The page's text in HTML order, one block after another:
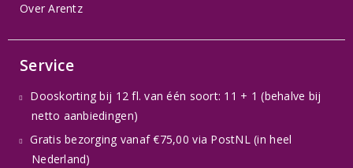
Over Arentz
Service
Dooskorting bij 12 fl. van één soort: 11 + 1 (behalve bij
netto aanbiedingen)
Gratis bezorging vanaf €75,00 via PostNL (in heel
Nederland)